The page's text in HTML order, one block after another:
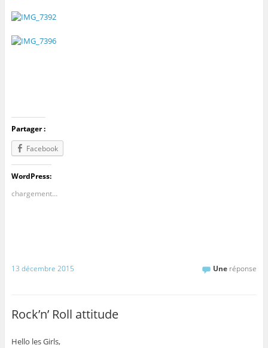
Partager :
Facebook
WordPress:
chargement…
13 décembre 2015 Une réponse
Rock’n’ Roll attitude
Hello les Girls,